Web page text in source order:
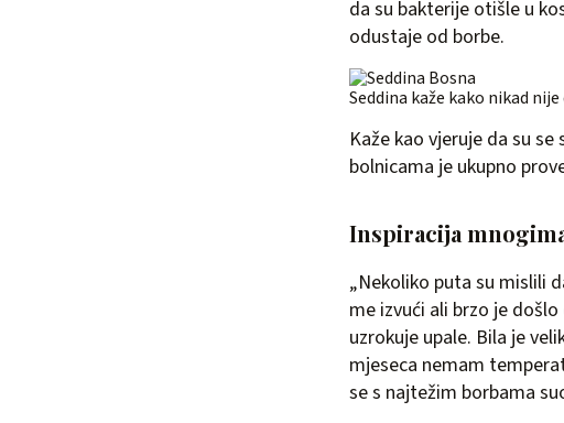
da su bakterije otišle u
odustaje od borbe.
Seddina kaže kako nikad
Kaže kao vjeruje da su
bolnicama je ukupno
Inspiracija
„Nekoliko puta su mislili
me izvući ali brzo je
uzrokuje upale. Bila je
mjeseca nemam
se s najtežim borbama